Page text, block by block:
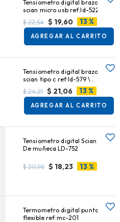
Tensiometro digital brazo
scian micro usb ref:ld-522
$22,54 $ 19,60 13 %
AGREGAR AL CARRITO
Tensiometro digital brazo
scian tipo c ref:ld-579 \
$24,21 $ 21,06 13 %
AGREGAR AL CARRITO
Tensiometro digital Scian
De muñeca LD-752
$20,96 $ 18,23 13 %
AGREGAR AL CARRITO
Termometro digital punta
flexible ref:mc-201